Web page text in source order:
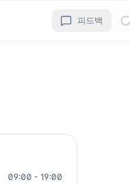
피드백
09:00 - 19:00